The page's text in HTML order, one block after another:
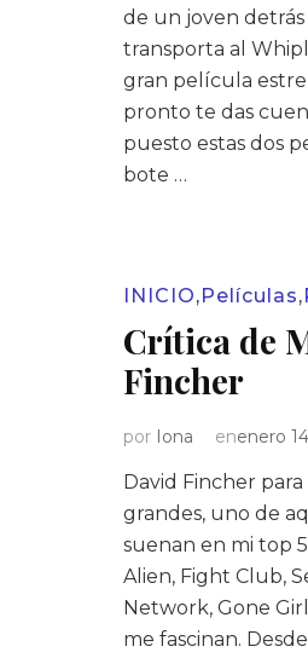
de un joven
transporta al
gran película
pronto te das
puesto estas dos
bote …
INICIO, Películas,
Crítica de
Fincher
por Iona enenero
David Fincher
grandes, uno de
suenan en mi top
Alien, Fight Club,
Network, Gone
me fascinan.